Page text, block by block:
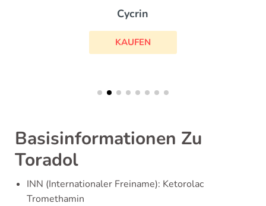
Cycrin
KAUFEN
Basisinformationen Zu
Toradol
INN (Internationaler Freiname): Ketorolac
Tromethamin